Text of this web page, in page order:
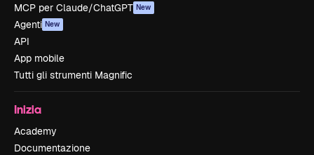
MCP per Claude/ChatGPT New
Agenti New
API
App mobile
Tutti gli strumenti Magnific
Inizia
Academy
Documentazione